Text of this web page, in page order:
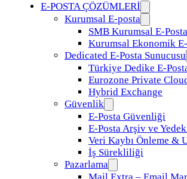
E-POSTA ÇÖZÜMLERİ
Kurumsal E-posta
SMB Kurumsal E-Posta
Kurumsal Ekonomik
Dedicated E-Posta Sunucusu
Türkiye Dedike E-
Eurozone Private
Hybrid Exchange
Güvenlik
E-Posta Güvenliği
E-Posta Arşiv ve
Veri Kaybı Önleme &
İş Sürekliliği
Pazarlama